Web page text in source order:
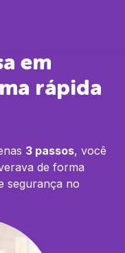
em
rápida
3 passos, você
de forma
segurança no